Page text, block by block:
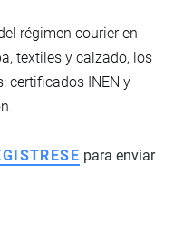
régimen courier en
textiles y calzado, los
certificados INEN y
para enviar